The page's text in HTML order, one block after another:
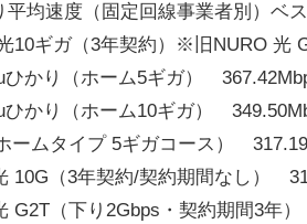
平均速度（固定回線事業者別）ベス
10ギガ（3年契約）※旧NURO 光
かり（ホーム5ギガ）
かり（ホーム10ギガ）
ームタイプ 5ギガコース）
10G（3年契約/契約期間なし）
G2T（下り2Gbps・契約期間3年